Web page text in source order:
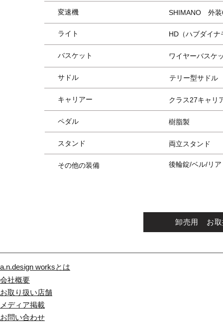
変速機 SHIMANO 外
​ライト HD（ハブダイ
バスケット ワイヤーバスケ
サドル テリー型サドル
キャリア​ー クラス27キャリ
ペダル 樹脂製
スタンド 両立スタンド
その他の装備 後輪錠/ベル/リ
卸売用 お取
a.n.design worksとは
会社概要
お取り扱い店舗
メディア掲載
​お問い合わせ